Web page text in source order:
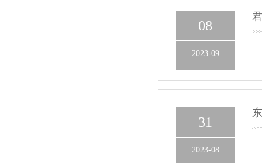
08
2023-09
31
2023-08